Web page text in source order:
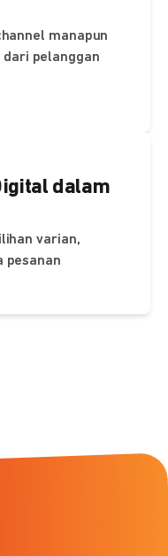
manapun
pelanggan
dalam
varian,
pesanan